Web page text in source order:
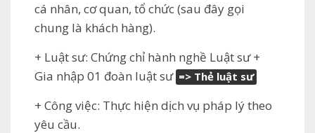
cá nhân, cơ quan, tổ chức (sau đây gọi
chung là khách hàng).
+ Luật sư: Chứng chỉ hành nghề Luật sư +
Gia nhập 01 đoàn luật sư => Thẻ luật sư
+ Công việc: Thực hiện dịch vụ pháp lý theo
yêu cầu.